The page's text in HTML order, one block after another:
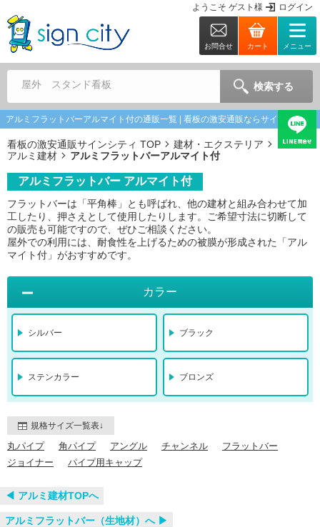
ようこそ ゲスト 様 ログイン
お問合せ カート メニュー
屋外 スタンド看板 検索する
アルミフラットバーアルマイト付の通販一覧 | 看板の激安通販ならサインシティ
看板の激安通販サインシティ TOP
建材・エクステリア
アルミ建材
アルミフラットバーアルマイト付
アルミフラットバー アルマイト付
フラットバーは「平角棒」とも呼ばれ、他の建材と組み合わせて加
工したり、押さえとして使用したりします。ご希望寸法に切断して
の販売も可能ですので、ぜひご相談ください。
屋外での利用には、耐食性を上げるための被膜が形成された「アル
マイト付」がおすすめです。
カラー
シルバー ブラック
ステンカラー ブロンズ
規格サイズ一覧表↓
丸パイプ 角パイプ アングル チャンネル
フラットバー
ジョイナー
パイプ用キャップ
◀︎ アルミ建材TOPへ
アルミフラットバー（生地材）へ ▶